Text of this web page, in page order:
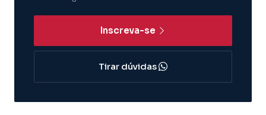
Inscreva-se
Tirar dúvidas